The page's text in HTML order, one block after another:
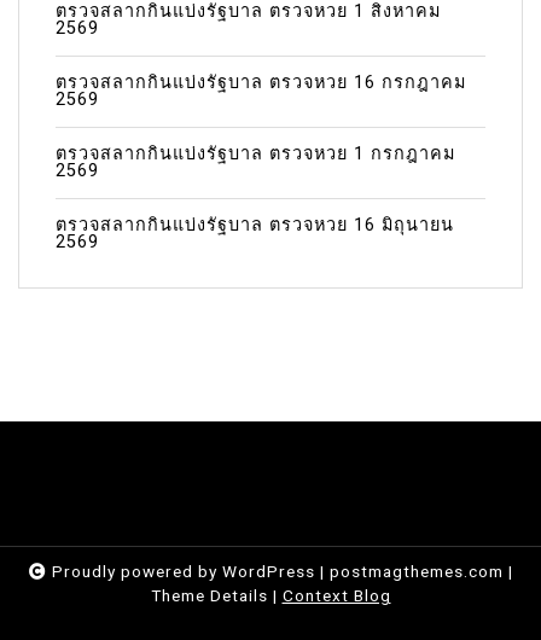
ตรวจสลากกินแบ่งรัฐบาล ตรวจหวย 1 สิงหาคม
2569
ตรวจสลากกินแบ่งรัฐบาล ตรวจหวย 16 กรกฎาคม
2569
ตรวจสลากกินแบ่งรัฐบาล ตรวจหวย 1 กรกฎาคม
2569
ตรวจสลากกินแบ่งรัฐบาล ตรวจหวย 16 มิถุนายน
2569
Proudly powered by WordPress | postmagthemes.com |
Theme Details | Context Blog